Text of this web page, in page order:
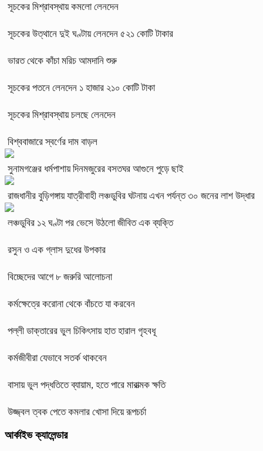
সূচকের মিশ্রাবস্থায় কমলো লেনদেন
সূচকের উত্থানে দুই ঘণ্টায় লেনদেন ৫২১ কোটি টাকার
ভারত থেকে কাঁচা মরিচ আমদানি শুরু
সূচকের পতনে লেনদেন ১ হাজার ২১০ কোটি টাকা
সূচকের মিশ্রাবস্থায় চলছে লেনদেন
বিশ্ববাজারে স্বর্ণের দাম বাড়ল
সুনামগঞ্জের ধর্মপাশায় দিনমজুরের বসতঘর আগুনে পুড়ে ছাই
রাজধানীর বুড়িগঙ্গায় যাত্রীবাহী লঞ্চডুবির ঘটনায় এখন পর্যন্ত ৩০ জনের লাশ উদ্ধার
লঞ্চডুবির ১২ ঘণ্টা পর ভেসে উঠলো জীবিত এক ব্যক্তি
রসুন ও এক গ্লাস দুধের উপকার
বিচ্ছেদের আগে ৮ জরুরি আলোচনা
কর্মক্ষেত্রে করোনা থেকে বাঁচতে যা করবেন
পল্লী ডাক্তারের ভুল চিকিৎসায় হাত হারাল গৃহবধূ
কর্মজীবীরা যেভাবে সতর্ক থাকবেন
বাসায় ভুল পদ্ধতিতে ব্যায়াম, হতে পারে মারাত্মক ক্ষতি
উজ্জ্বল ত্বক পেতে কমলার খোসা দিয়ে রূপচর্চা
আর্কাইভ ক্যালেন্ডার